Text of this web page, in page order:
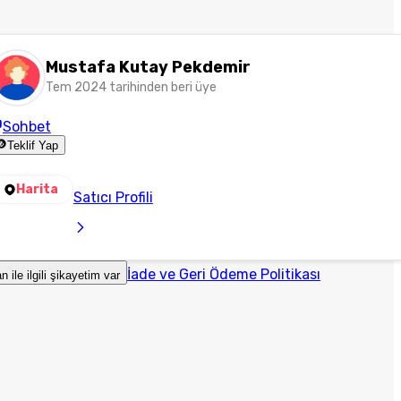
Mustafa Kutay Pekdemir
Tem 2024 tarihinden beri üye
Sohbet
Teklif Yap
Harita Satıcı Profili
ile ilgili şikayetim var İade ve Geri Ödeme Politikası